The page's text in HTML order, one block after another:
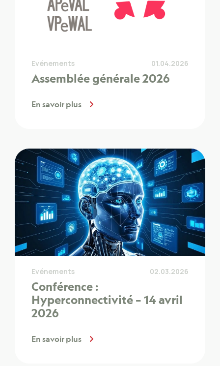
Evénements 01.04.2026
Assemblée générale 2026
En savoir plus
Evénements 02.03.2026
Conférence :
Hyperconnectivité – 14 avril
2026
En savoir plus